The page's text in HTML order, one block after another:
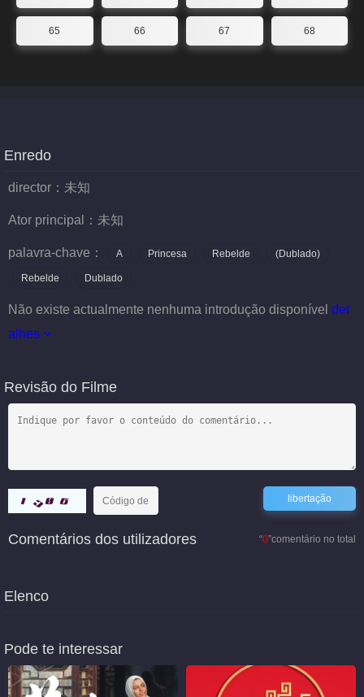
65 66 67 68
Enredo
director： 未知
Ator principal： 未知
palavra-chave： A Princesa Rebelde (Dublado)
Rebelde Dublado
Não existe actualmente nenhuma introdução disponível det
alhes
Revisão do Filme
“0”comentário no total
Comentários dos utilizadores
Elenco
Pode te interessar